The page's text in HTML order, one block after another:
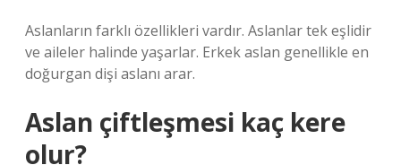
Aslanların farklı özellikleri vardır. Aslanlar tek eşlidir
ve aileler halinde yaşarlar. Erkek aslan genellikle en
doğurgan dişi aslanı arar.
Aslan çiftleşmesi kaç kere
olur?